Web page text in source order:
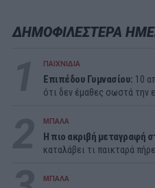
ΔΗΜΟΦΙΛΕΣΤΕΡΑ
ΠΑΙΧΝΙΔΙΑ
Επιπέδου Γυμνασίου: 10
ότι δεν έμαθες σωστά την
ΜΠΑΛΑ
Η πιο ακριβή μεταγραφή
καταλάβει τι παικταρά πήρε
ΜΠΑΛΑ